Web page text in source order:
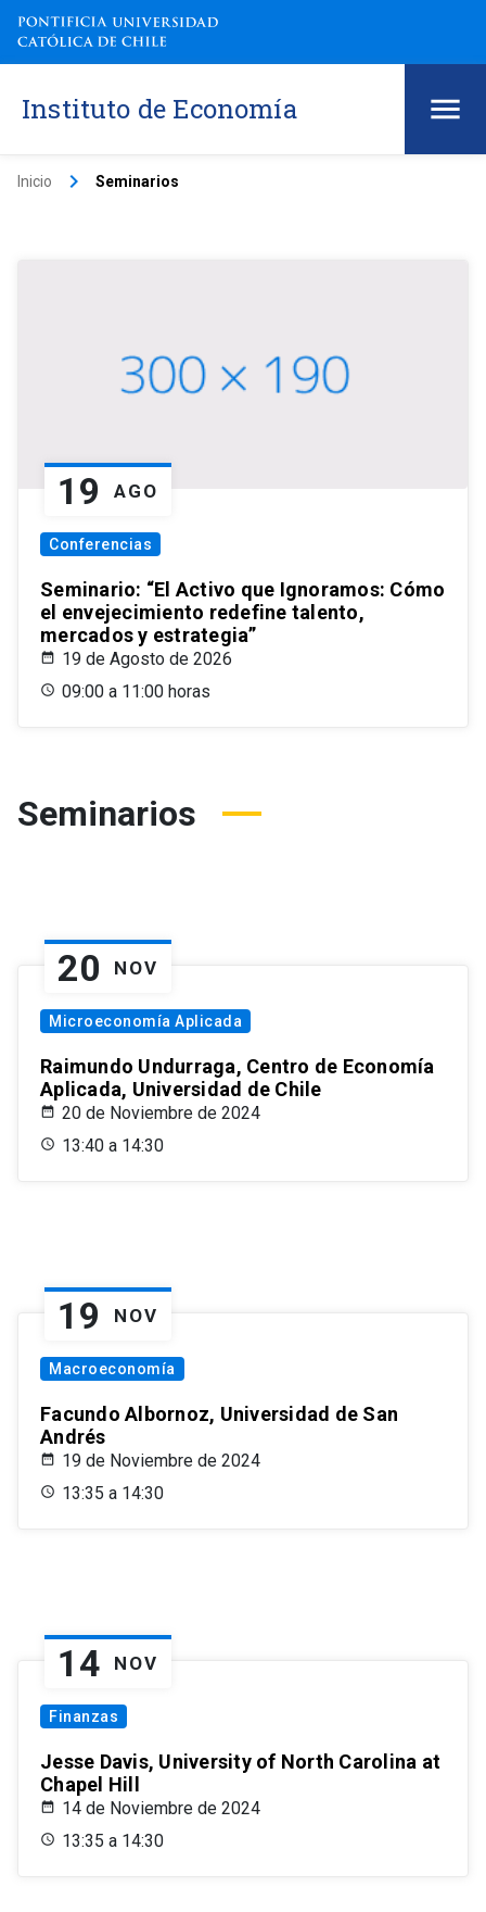
Instituto de Economía
Inicio keyboard_arrow_right Seminarios
19 AGO
Conferencias
Seminario: “El Activo que Ignoramos: Cómo
el envejecimiento redefine talento,
mercados y estrategia”
19 de Agosto de 2026
09:00 a 11:00 horas
Seminarios
20 NOV
Microeconomía Aplicada
Raimundo Undurraga, Centro de Economía
Aplicada, Universidad de Chile
20 de Noviembre de 2024
13:40 a 14:30
19 NOV
Macroeconomía
Facundo Albornoz, Universidad de San
Andrés
19 de Noviembre de 2024
13:35 a 14:30
14 NOV
Finanzas
Jesse Davis, University of North Carolina at
Chapel Hill
14 de Noviembre de 2024
13:35 a 14:30